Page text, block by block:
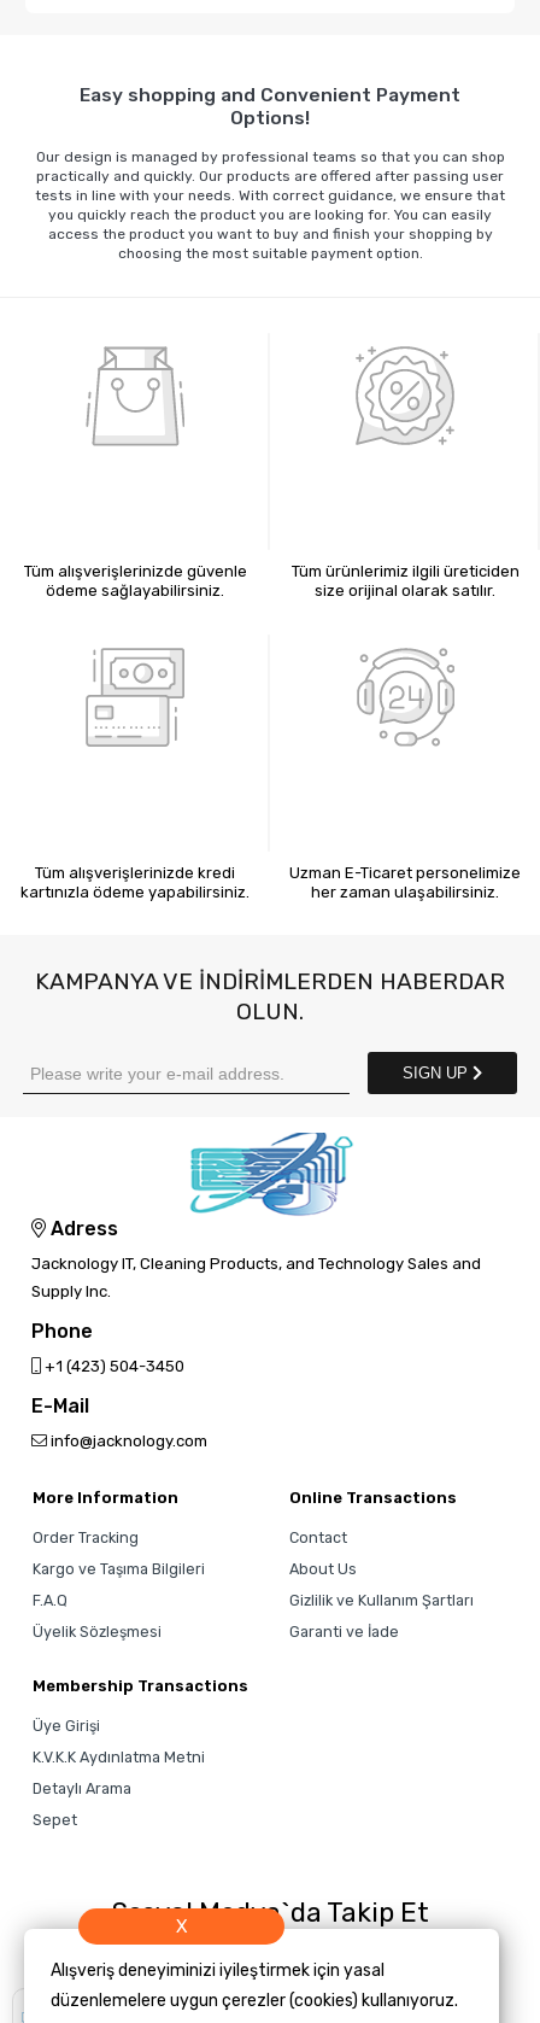
Easy shopping and Convenient Payment
Options!
Our design is managed by professional teams so that you can shop
practically and quickly. Our products are offered after passing user
tests in line with your needs. With correct guidance, we ensure that
you quickly reach the product you are looking for. You can easily
access the product you want to buy and finish your shopping by
choosing the most suitable payment option.
Tüm alışverişlerinizde güvenle
ödeme sağlayabilirsiniz.
Tüm ürünlerimiz ilgili üreticiden
size orijinal olarak satılır.
Tüm alışverişlerinizde kredi
kartınızla ödeme yapabilirsiniz.
Uzman E-Ticaret personelimize
her zaman ulaşabilirsiniz.
KAMPANYA VE INDIRIMLERDEN HABERDAR
OLUN.
SIGN UP
Adress
Jacknology IT, Cleaning Products, and Technology Sales and
Supply Inc.
Phone
‎+1 (423) 504-3450
E-Mail
info@jacknology.com
More Information
Order Tracking
Kargo ve Taşıma Bilgileri
F.A.Q
Üyelik Sözleşmesi
Online Transactions
Contact
About Us
Gizlilik ve Kullanım Şartları
Garanti ve İade
Membership Transactions
Üye Girişi
K.V.K.K Aydınlatma Metni
Detaylı Arama
Sepet
Sosyal Medya`da Takip Et
Size yardımcı
X
Alışveriş deneyiminizi iyileştirmek için yasal
düzenlemelere uygun çerezler (cookies) kullanıyoruz.